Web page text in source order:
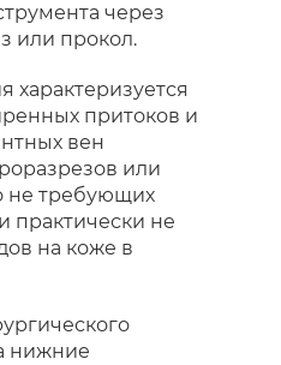
через
или прокол.
притоков и
вен
или
не требующих
практически не
на коже в
нижние